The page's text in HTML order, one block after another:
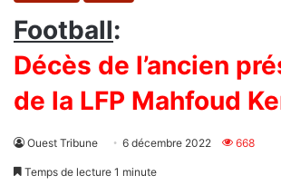
Football:
Décès de l’ancien
de la LFP Mahfoud
Ouest Tribune 6 décembre 2022 668
Temps de lecture 1 minute